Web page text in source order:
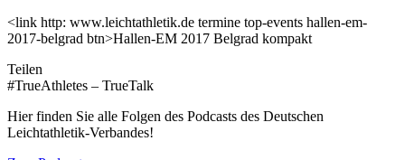
<link http: www.leichtathletik.de termine top-events hallen-em-
2017-belgrad btn>Hallen-EM 2017 Belgrad kompakt
Teilen
#TrueAthletes – TrueTalk
Hier finden Sie alle Folgen des Podcasts des Deutschen
Leichtathletik-Verbandes!